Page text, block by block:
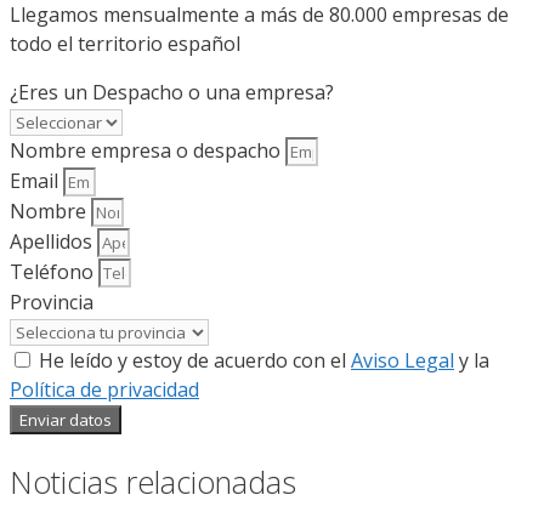
Llegamos mensualmente a más de 80.000 empresas de
todo el territorio español
¿Eres un Despacho o una empresa?
Nombre empresa o despacho
Email
Nombre
Apellidos
Teléfono
Provincia
He leído y estoy de acuerdo con el Aviso Legal y la
Política de privacidad
Enviar datos
Noticias relacionadas